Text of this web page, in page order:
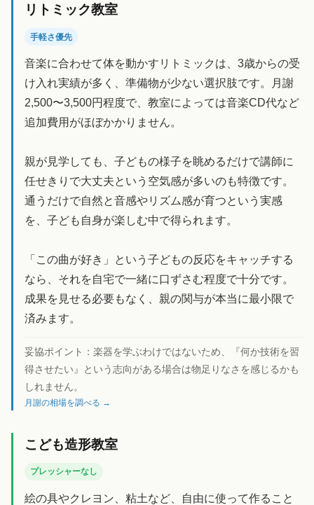
リトミック教室
手軽さ優先
音楽に合わせて体を動かすリトミックは、3歳からの受
け入れ実績が多く、準備物が少ない選択肢です。月謝
2,500〜3,500円程度で、教室によっては音楽CD代など
追加費用がほぼかかりません。
親が見学しても、子どもの様子を眺めるだけで講師に
任せきりで大丈夫という空気感が多いのも特徴です。
通うだけで自然と音感やリズム感が育つという実感
を、子ども自身が楽しむ中で得られます。
「この曲が好き」という子どもの反応をキャッチする
なら、それを自宅で一緒に口ずさむ程度で十分です。
成果を見せる必要もなく、親の関与が本当に最小限で
済みます。
妥協ポイント： 楽器を学ぶわけではないため、『何か技術を習
得させたい』という志向がある場合は物足りなさを感じるかも
しれません。
月謝の相場を調べる →
こども造形教室
プレッシャーなし
絵の具やクレヨン、粘土など、自由に使って作ること